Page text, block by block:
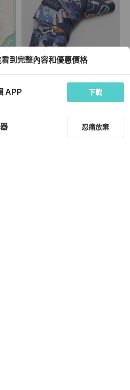
Hermès
TWD 6,000
本地 免運
到完整內容和優惠價格
APP 下載
忍痛放棄